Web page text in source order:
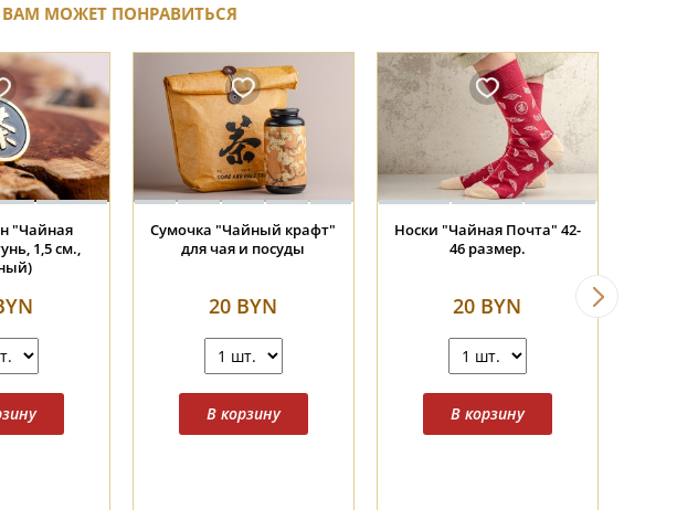
ВАМ МОЖЕТ ПОНРАВИТЬСЯ
Пиала #2244, 35 мл.,
фарфор с зольной
Пиала #2247, 50 мл.,
фарфор
Пиала #2290, 55 мл.,
20 BYN